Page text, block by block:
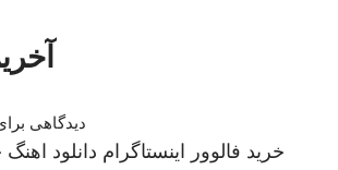
دیدگاهی
خرید فالوور اینستاگرام دانلود اهنگ